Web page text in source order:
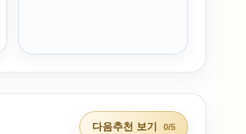
다음추천 보기 0/5